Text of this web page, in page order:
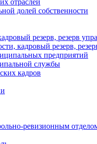
отраслей
долей собственности
резерв, резерв
кадровый резерв,
предприятий
службы
кадров
ревизионным